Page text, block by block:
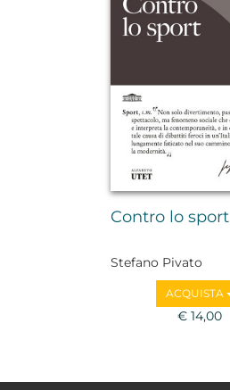
Contro lo sport
Stefano Pivato
ACQUISTA
€ 14,00